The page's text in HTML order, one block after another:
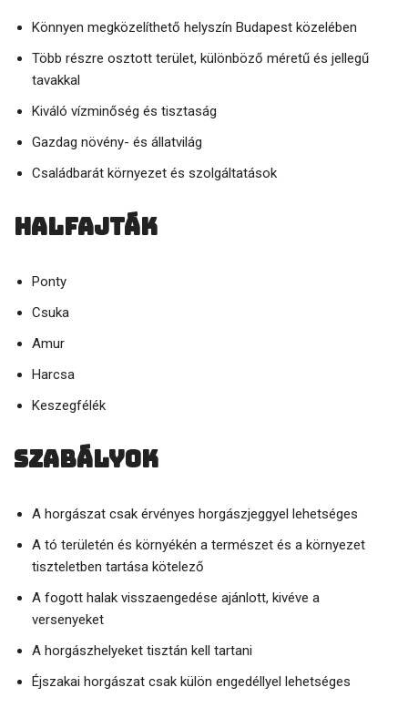
Könnyen megközelíthető helyszín Budapest közelében
Több részre osztott terület, különböző méretű és jellegű
tavakkal
Kiváló vízminőség és tisztaság
Gazdag növény- és állatvilág
Családbarát környezet és szolgáltatások
Halfajták
Ponty
Csuka
Amur
Harcsa
Keszegfélék
Szabályok
A horgászat csak érvényes horgászjeggyel lehetséges
A tó területén és környékén a természet és a környezet
tiszteletben tartása kötelező
A fogott halak visszaengedése ajánlott, kivéve a
versenyeket
A horgászhelyeket tisztán kell tartani
Éjszakai horgászat csak külön engedéllyel lehetséges